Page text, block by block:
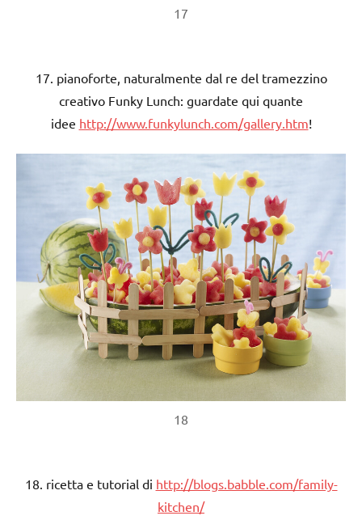
17
17. pianoforte, naturalmente dal re del tramezzino
creativo Funky Lunch: guardate qui quante
idee http://www.funkylunch.com/gallery.htm!
18
18. ricetta e tutorial di http://blogs.babble.com/family-
kitchen/